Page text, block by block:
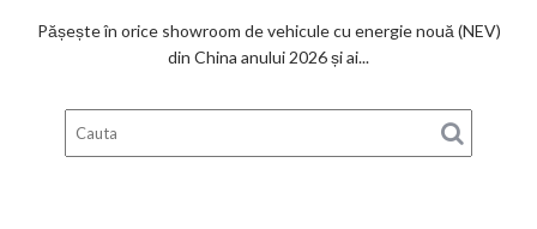
benzină
a
Pășește în orice showroom de vehicule cu energie nouă (NEV)
din China anului 2026 și ai...